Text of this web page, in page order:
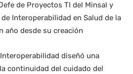
de Proyectos TI del Minsal y
Interoperabilidad en Salud de la
año desde su creación
diseñó una
continuidad del cuidado del